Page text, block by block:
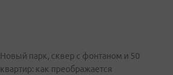
Новый парк, сквер с фонтаном и 50
квартир: как преображается